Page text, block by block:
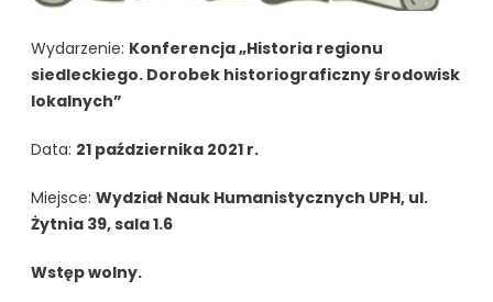
Wydarzenie: Konferencja „Historia regionu
siedleckiego. Dorobek historiograficzny środowisk
lokalnych”
Data: 21 października 2021 r.
Miejsce:Wydział Nauk Humanistycznych UPH, ul.
Żytnia 39, sala 1.6
Wstęp wolny.